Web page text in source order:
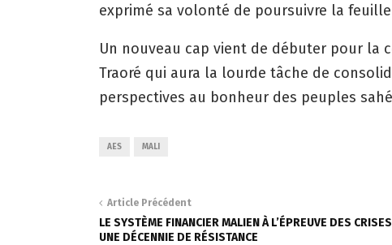
exprimé sa volonté de poursuivre la feuille
Un nouveau cap vient de débuter pour la
Traoré qui aura la lourde tâche de
perspectives au bonheur des peuples
AES MALI
Article Précédent
LE SYSTÈME FINANCIER MALIEN À L’ÉPREUVE DES
UNE DÉCENNIE DE RÉSISTANCE